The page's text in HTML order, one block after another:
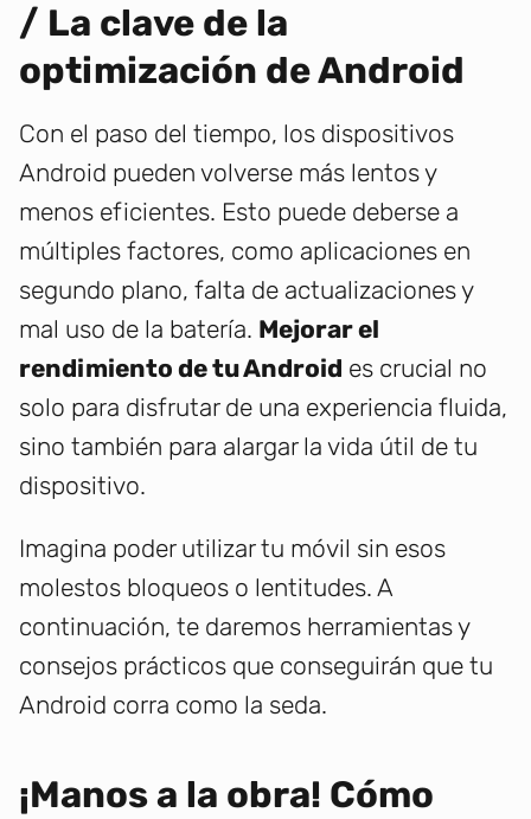
/ La clave de la
optimización de Android
Con el paso del tiempo, los dispositivos
Android pueden volverse más lentos y
menos eficientes. Esto puede deberse a
múltiples factores, como aplicaciones en
segundo plano, falta de actualizaciones y
mal uso de la batería. Mejorar el
rendimiento de tu Android es crucial no
solo para disfrutar de una experiencia fluida,
sino también para alargar la vida útil de tu
dispositivo.
Imagina poder utilizar tu móvil sin esos
molestos bloqueos o lentitudes. A
continuación, te daremos herramientas y
consejos prácticos que conseguirán que tu
Android corra como la seda.
¡Manos a la obra! Cómo